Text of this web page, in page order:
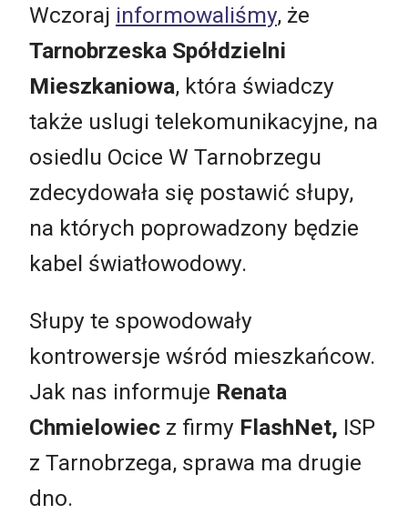
Wczoraj informowaliśmy, że
Tarnobrzeska Spółdzielni
Mieszkaniowa, która świadczy
także uslugi telekomunikacyjne, na
osiedlu Ocice W Tarnobrzegu
zdecydowała się postawić słupy,
na których poprowadzony będzie
kabel światłowodowy.
Słupy te spowodowały
kontrowersje wśród mieszkańcow.
Jak nas informuje Renata
Chmielowiec z firmy FlashNet, ISP
z Tarnobrzega, sprawa ma drugie
dno.